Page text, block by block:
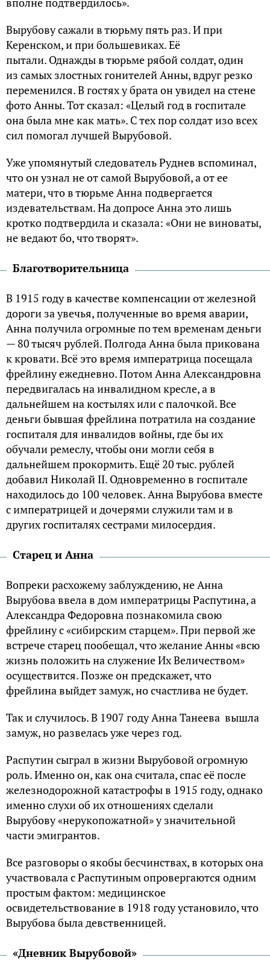
Вырубову сажали в тюрьму пять раз. И при
Керенском, и при большевиках. Её
пытали. Однажды в тюрьме рябой солдат, один
из самых злостных гонителей Анны, вдруг резко
переменился. В гостях у брата он увидел на стене
фото Анны. Тот сказал: «Целый год в госпитале
она была мне как мать». С тех пор солдат изо всех
сил помогал лучшей Вырубовой.
Уже упомянутый следователь Руднев вспоминал,
что он узнал не от самой Вырубовой, а от ее
матери, что в тюрьме Анна подвергается
издевательствам. На допросе Анна это лишь
кротко подтвердила и сказала: «Они не виноваты,
не ведают бо, что творят».
Благотворительница
В 1915 году в качестве компенсации от железной
дороги за увечья, полученные во время аварии,
Анна получила огромные по тем временам деньги
— 80 тысяч рублей. Полгода Анна была прикована
к кровати. Всё это время императрица посещала
фрейлину ежедневно. Потом Анна Александровна
передвигалась на инвалидном кресле, а в
дальнейшем на костылях или с палочкой. Все
деньги бывшая фрейлина потратила на создание
госпиталя для инвалидов войны, где бы их
обучали ремеслу, чтобы они могли себя в
дальнейшем прокормить. Ещё 20 тыс. рублей
добавил Николай II. Одновременно в госпитале
находилось до 100 человек. Анна Вырубова вместе
с императрицей и дочерями служили там и в
других госпиталях сестрами милосердия.
Старец и Анна
Вопреки расхожему заблуждению, не Анна
Вырубова ввела в дом императрицы Распутина, а
Александра Федоровна познакомила свою
фрейлину с «сибирским старцем». При первой же
встрече старец пообещал, что желание Анны «всю
жизнь положить на служение Их Величеством»
осуществится. Позже он предскажет, что
фрейлина выйдет замуж, но счастлива не будет.
Так и случилось. В 1907 году Анна Танеева вышла
замуж, но развелась уже через год.
Распутин сыграл в жизни Вырубовой огромную
роль. Именно он, как она считала, спас её после
железнодорожной катастрофы в 1915 году, однако
именно слухи об их отношениях сделали
Вырубову «нерукопожатной» у значительной
части эмигрантов.
Все разговоры о якобы бесчинствах, в которых она
участвовала с Распутиным опровергаются одним
простым фактом: медицинское
освидетельствование в 1918 году установило, что
Вырубова была девственницей.
«Дневник Вырубовой»